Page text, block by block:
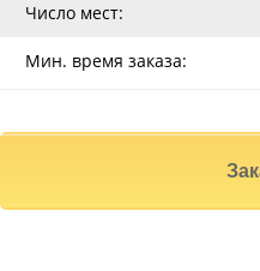
Число мест:
Мин. время заказа: